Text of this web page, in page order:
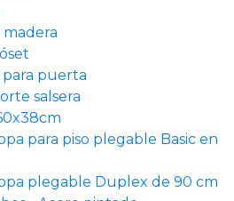
madera
puerta
salsera
para piso plegable Basic en
plegable Duplex de 90 cm